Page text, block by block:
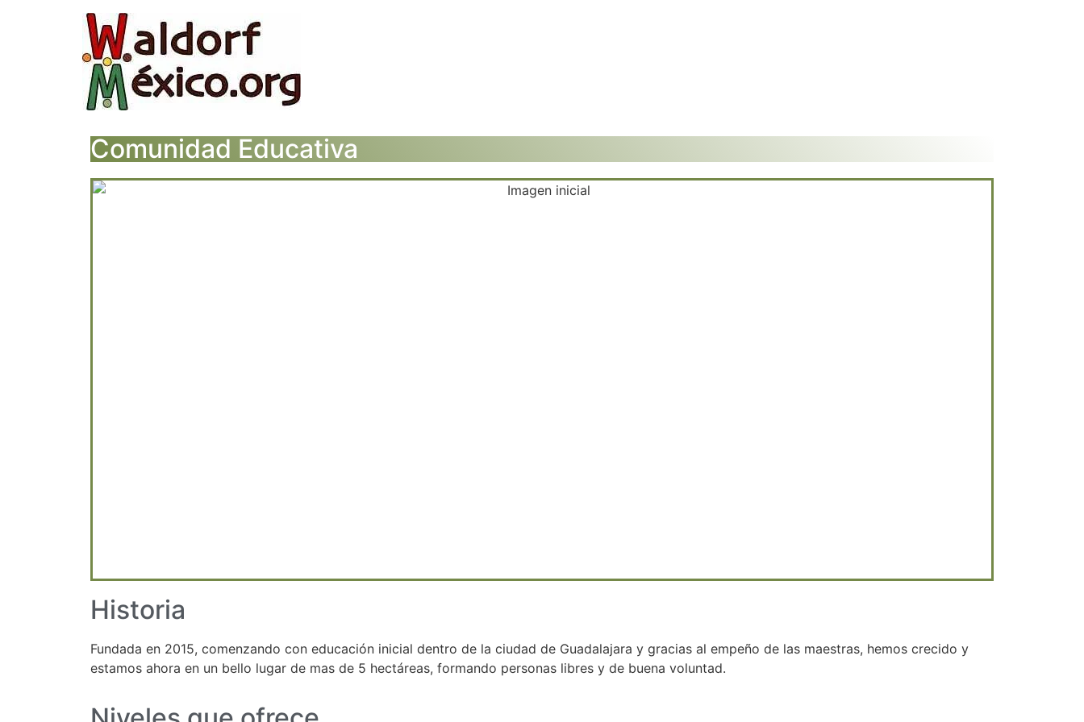
Comunidad Educativa
Historia
Fundada en 2015, comenzando con educación inicial dentro de la ciudad de Guadalajara y gracias al empeño de las maestras, hemos crecido y
estamos ahora en un bello lugar de mas de 5 hectáreas, formando personas libres y de buena voluntad.